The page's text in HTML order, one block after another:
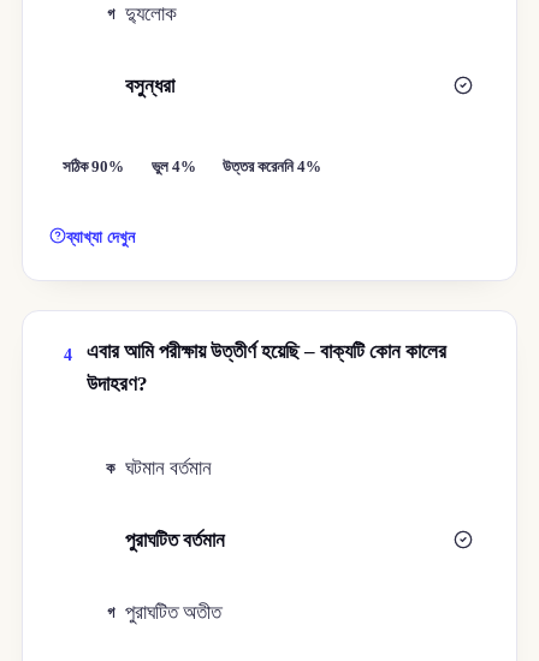
গ দ্যুলোক
বসুন্ধরা
সঠিক 90% ভুল 4% উত্তর করেননি 4%
ব্যাখ্যা দেখুন
4
এবার আমি পরীক্ষায় উত্তীর্ণ হয়েছি – বাক্যটি কোন কালের
উদাহরণ?
ক ঘটমান বর্তমান
পুরাঘটিত বর্তমান
গ পুরাঘটিত অতীত